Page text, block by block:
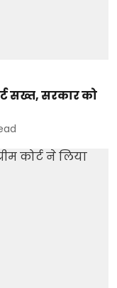
सख्त, सरकार को